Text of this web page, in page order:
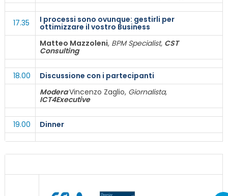
17.35 I processi sono ovunque: gestirli per
ottimizzare il vostro Business
Matteo Mazzoleni, BPM Specialist, CST
Consulting
18.00
Discussione con i partecipanti
ModeraVincenzo Zaglio, Giornalista,
ICT4Executive
19.00 Dinner